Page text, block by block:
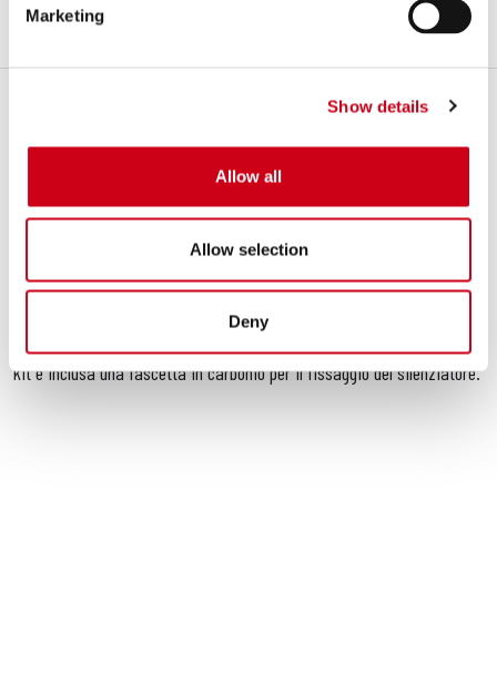
Marketing
Show details
Allow all
Allow selection
Deny
silenziatori diSC-Projectha un look classico e intramontabile. Il suo
design ellittico e compatto è stato sviluppato per adattarsi alle linee
della tuaAprilia RSV4conferendo carattere ed eleganza. Firma
inconfondibile dello stileSC-Projectsono la scelta dei materiali e ad
alcune soluzioni tecniche di primo piano: saldature con tecnologia
TIG, boccole d’innesto ricavate dal pieno con macchinariCNC. Il corpo
esterno è disponibile nella versionecarboniocon fondello in fibra di
. Il silenziatore è corredato di dB-killer con apposito
sistema di blocco. Il silenziatore èomologato per uso stradale. Nel
kit è inclusa una fascetta in carbonio per il fissaggio del silenziatore.